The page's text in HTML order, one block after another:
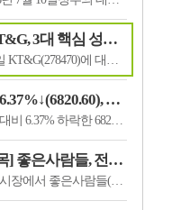
[버핏 리포트] KT&G, 3대 핵심 성장 산업·신성장동력 통해 견조한 주가 기대 – 신한
[장마감] 코스피 6.37%↓(6820.60), 코스닥 4.53%↓(791.84)
[거래량 상위 종목] 좋은사람들, 전일비 29.90% ↑... 현재가 530원